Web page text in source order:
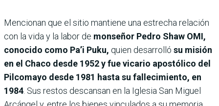
Mencionan que el sitio mantiene una estrecha relación
con la vida y la labor de monseñor Pedro Shaw OMI,
conocido como Pa’i Puku, quien desarrolló su misión
en el Chaco desde 1952 y fue vicario apostólico del
Pilcomayo desde 1981 hasta su fallecimiento, en
1984 . Sus restos descansan en la Iglesia San Miguel